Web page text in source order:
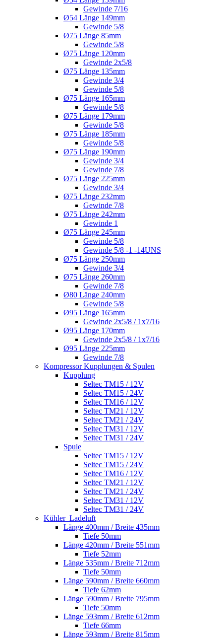
Gewinde 7/16
Ø54 Länge 149mm
Gewinde 5/8
Ø75 Länge 85mm
Gewinde 5/8
Ø75 Länge 120mm
Gewinde 2x5/8
Ø75 Länge 135mm
Gewinde 3/4
Gewinde 5/8
Ø75 Länge 165mm
Gewinde 5/8
Ø75 Länge 179mm
Gewinde 5/8
Ø75 Länge 185mm
Gewinde 5/8
Ø75 Länge 190mm
Gewinde 3/4
Gewinde 7/8
Ø75 Länge 225mm
Gewinde 3/4
Ø75 Länge 232mm
Gewinde 7/8
Ø75 Länge 242mm
Gewinde 1
Ø75 Länge 245mm
Gewinde 5/8
Gewinde 5/8 -1 -14UNS
Ø75 Länge 250mm
Gewinde 3/4
Ø75 Länge 260mm
Gewinde 7/8
Ø80 Länge 240mm
Gewinde 5/8
Ø95 Länge 165mm
Gewinde 2x5/8 / 1x7/16
Ø95 Länge 170mm
Gewinde 2x5/8 / 1x7/16
Ø95 Länge 225mm
Gewinde 7/8
Kompressor Kupplungen & Spulen
Kupplung
Seltec TM15 / 12V
Seltec TM15 / 24V
Seltec TM16 / 12V
Seltec TM21 / 12V
Seltec TM21 / 24V
Seltec TM31 / 12V
Seltec TM31 / 24V
Spule
Seltec TM15 / 12V
Seltec TM15 / 24V
Seltec TM16 / 12V
Seltec TM21 / 12V
Seltec TM21 / 24V
Seltec TM31 / 12V
Seltec TM31 / 24V
Kühler_Ladeluft
Länge 400mm / Breite 435mm
Tiefe 50mm
Länge 420mm / Breite 551mm
Tiefe 52mm
Länge 535mm / Breite 712mm
Tiefe 50mm
Länge 590mm / Breite 660mm
Tiefe 62mm
Länge 590mm / Breite 795mm
Tiefe 50mm
Länge 593mm / Breite 612mm
Tiefe 66mm
Länge 593mm / Breite 815mm